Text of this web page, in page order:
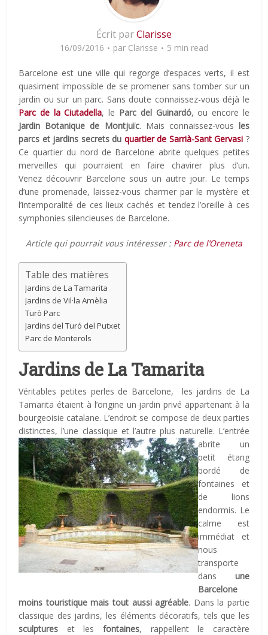
Écrit parClarisse
16/09/2016 par Clarisse 5 min read
Barcelone est une ville qui regorge d’espaces verts, il est
quasiment impossible de se promener sans tomber sur un
jardin ou sur un parc. Sans doute connaissez-vous déjà le
Parc de la Ciutadella, le Parc del Guinardó, ou encore le
Jardin Botanique de Montjuïc. Mais connaissez-vous les
parcs et jardins secrets du quartier de Sarrià-Sant Gervasi ?
Ce quartier du nord de Barcelone abrite quelques petites
merveilles qui pourraient en faire chavirer plus d’un.
Venez découvrir Barcelone sous un autre jour. Le temps
d’une promenade, laissez-vous charmer par le mystère et
l’intemporalité de ces lieux cachés et tendez l’oreille à ces
symphonies silencieuses de Barcelone.
Article qui pourrait vous intéresser : Parc de l’Oreneta
Table des matières
Jardins de La Tamarita
Jardins de Vil·la Amèlia
Turò Parc
Jardins del Turó del Putxet
Parc de Monterols
Jardins de La Tamarita
Véritables petites perles de Barcelone, les jardins de La
Tamarita étaient à l’origine un jardin privé appartenant à la
bourgeoisie catalane. L’endroit se compose de deux parties
distinctes, l’une classique et l’autre plus naturelle. L’entrée
abrite un
petit étang
bordé de
fontaines et
de lions
endormis. Le
calme est
immédiat et
nous
transporte
dans une
Barcelone
moins touristique mais tout aussi agréable. Dans la partie
classique des jardins, les éléments décoratifs, tels que les
sculptures et les fontaines, rappellent le caractère